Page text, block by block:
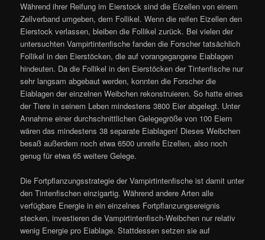
Während ihrer Reifung im Eierstock sind die Eizellen von einem
Zellverband umgeben, dem Follikel. Wenn die reifen Eizellen den
Eierstock verlassen, bleiben die Follikel zurück. Bei vielen der
untersuchten Vampirtintenfische fanden die Forscher tatsächlich
Follikel in den Eierstöcken, die auf vorangegangene Eiablagen
hindeuten. Da die Follikel in den Eierstöcken der Tintenfische nur
sehr langsam abgebaut werden, konnten die Forscher die
Eiablagen der einzelnen Weibchen rekonstruieren. So hatte eines
der Tiere in seinem Leben mindestens 3800 Eier abgelegt. Unter
Annahme einer durchschnittlichen Gelegegröße von 100 Eiern
wären das mindestens 38 separate Eiablagen! Dieses Weibchen
besaß außerdem noch etwa 6500 unreife Eizellen, also noch
genug für etwa 65 weitere Gelege.
Die Fortpflanzungsstrategie der Vampirtintenfische ist damit unter
den Tintenfischen einzigartig. Während andere Arten alle
verfügbare Energie in ein einzelnes Fortpflanzungsereignis
stecken, investieren die Vampirtintenfisch-Weibchen nur relativ
wenig Energie pro Eiablage. Stattdessen setzen sie auf